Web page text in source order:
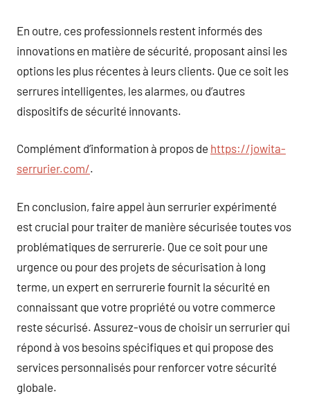
En outre, ces professionnels restent informés des
innovations en matière de sécurité, proposant ainsi les
options les plus récentes à leurs clients. Que ce soit les
serrures intelligentes, les alarmes, ou d’autres
dispositifs de sécurité innovants.
Complément d’information à propos de https://jowita-
serrurier.com/.
En conclusion, faire appel àun serrurier expérimenté
est crucial pour traiter de manière sécurisée toutes vos
problématiques de serrurerie. Que ce soit pour une
urgence ou pour des projets de sécurisation à long
terme, un expert en serrurerie fournit la sécurité en
connaissant que votre propriété ou votre commerce
reste sécurisé. Assurez-vous de choisir un serrurier qui
répond à vos besoins spécifiques et qui propose des
services personnalisés pour renforcer votre sécurité
globale.